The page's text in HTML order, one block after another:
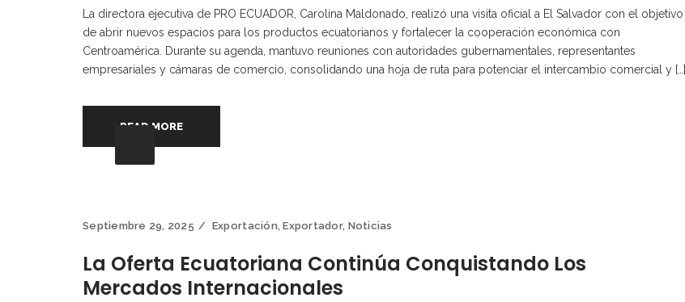
La directora ejecutiva de PRO ECUADOR, Carolina Maldonado, realizó una visita oficial a El Salvador con el objetivo
de abrir nuevos espacios para los productos ecuatorianos y fortalecer la cooperación económica con
Centroamérica. Durante su agenda, mantuvo reuniones con autoridades gubernamentales, representantes
empresariales y cámaras de comercio, consolidando una hoja de ruta para potenciar el intercambio comercial y […]
READ MORE
Septiembre 29, 2025 Exportación,Exportador, Noticias
La Oferta Ecuatoriana Continúa Conquistando Los
Mercados Internacionales